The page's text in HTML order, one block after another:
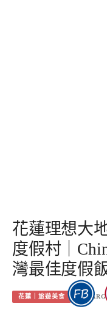
花蓮理想大
度假村｜
灣最佳度假
花蓮｜旅遊美食